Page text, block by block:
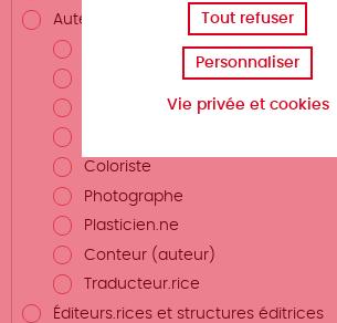
Auteurs.rices et métiers de la création
Illustrateur.rice
Coloriste
Photographe
Plasticien.ne
Conteur (auteur)
Traducteur.rice
Éditeurs.rices et structures éditrices
Tout refuser
Personnaliser
Vie privée et cookies